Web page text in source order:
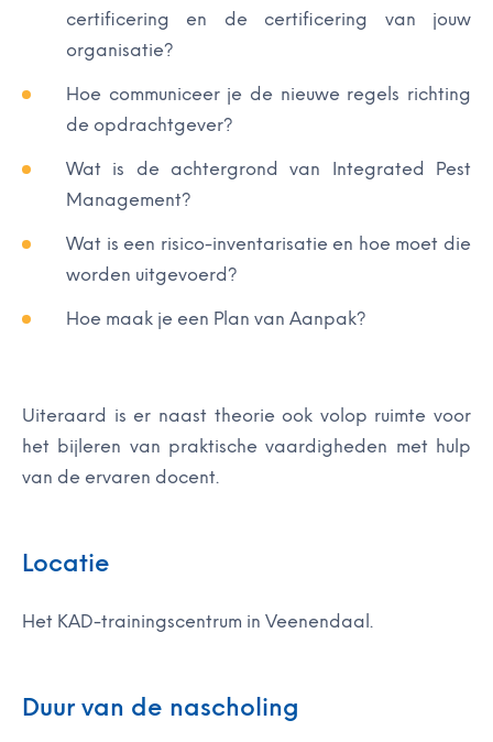
certificering en de certificering van jouw
organisatie?
Hoe communiceer je de nieuwe regels richting
de opdrachtgever?
Wat is de achtergrond van Integrated Pest
Management?
Wat is een risico-inventarisatie en hoe moet die
worden uitgevoerd?
Hoe maak je een Plan van Aanpak?
Uiteraard is er naast theorie ook volop ruimte voor
het bijleren van praktische vaardigheden met hulp
van de ervaren docent.
Locatie
Het KAD-trainingscentrum in Veenendaal.
Duur van de nascholing